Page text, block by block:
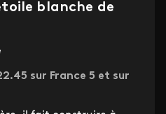
blanche de
sur France 5 et sur